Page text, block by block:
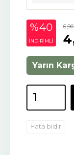
%40
INDIRIMLI
6,90
4
Yarın
Hata bildir